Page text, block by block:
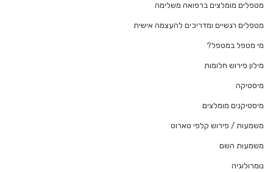
מטפלים מומלצים ברפואה משלימה
מטפלים רגשיים ומדריכים להעצמה אישית
מי מטפל במטפל?
מילון פירוש חלומות
מיסטיקה
מיסטיקנים מומלצים
משמעות / פירוש קלפי טארוט
משמעות השם
נומרולוגיה